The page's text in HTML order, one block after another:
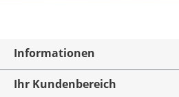
Informationen
Ihr Kundenbereich